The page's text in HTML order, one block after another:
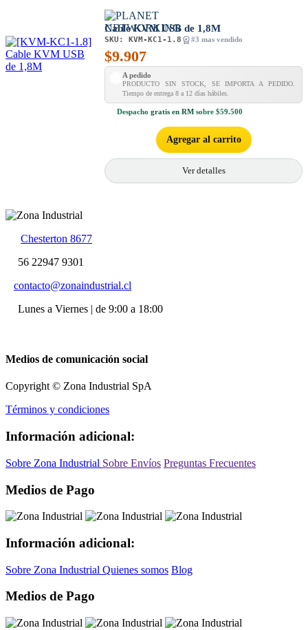
Cable KVM USB de 1,8M
SKU: KVM-KC1-1.8 #3 mas vendido
$9.907
A pedido
PRODUCTO SIN STOCK, SE IMPORTA A PEDIDO.
Tiempo de entrega 8 a 12 días hábiles.
Despacho gratis en RM sobre $59.500
Agregar al carrito
Ver detalles
Chesterton 8677
56 22947 9301
contacto@zonaindustrial.cl
Lunes a Viernes | de 9:00 a 18:00
Medios de comunicación social
Copyright © Zona Industrial SpA
Términos y condiciones
Información adicional:
Sobre Zona Industrial Sobre Envíos Preguntas Frecuentes
Medios de Pago
Información adicional:
Sobre Zona Industrial Quienes somos Blog
Medios de Pago